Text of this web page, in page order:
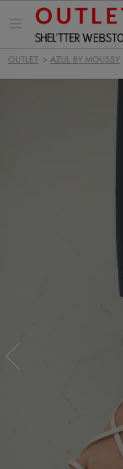
ー
を
OUTLET > AZUL BY MOUSSY